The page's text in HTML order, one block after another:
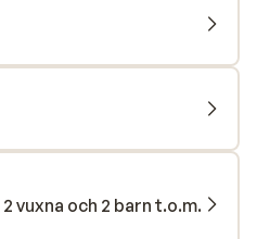
vuxna och 2 barn t.o.m.